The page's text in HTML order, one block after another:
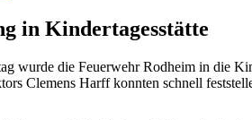
in Kindertagesstätte
wurde die Feuerwehr Rodheim in die
Clemens Harff konnten schnell